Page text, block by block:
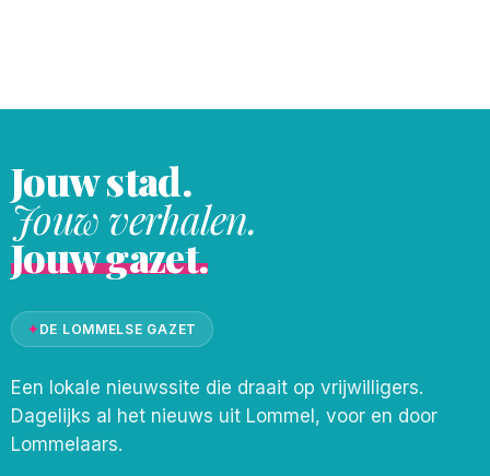
Jouw stad.
Jouw verhalen.
Jouw gazet.
✦DE LOMMELSE GAZET
Een lokale nieuwssite die draait op vrijwilligers.
Dagelijks al het nieuws uit Lommel, voor en door
Lommelaars.